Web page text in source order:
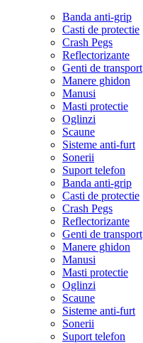
Banda anti-grip
Casti de protectie
Crash Pegs
Reflectorizante
Genti de transport
Manere ghidon
Manusi
Masti protectie
Oglinzi
Scaune
Sisteme anti-furt
Sonerii
Suport telefon
Banda anti-grip
Casti de protectie
Crash Pegs
Reflectorizante
Genti de transport
Manere ghidon
Manusi
Masti protectie
Oglinzi
Scaune
Sisteme anti-furt
Sonerii
Suport telefon